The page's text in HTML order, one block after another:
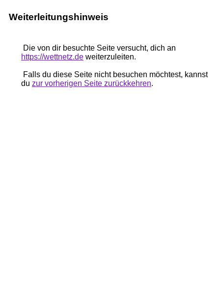
Weiterleitungshinweis
Die von dir besuchte Seite versucht, dich an
https://wettnetz.de weiterzuleiten.
Falls du diese Seite nicht besuchen möchtest, kannst
du zur vorherigen Seite zurückkehren.